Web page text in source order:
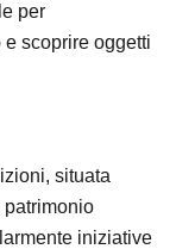
per
scoprire oggetti
situata
patrimonio
iniziative